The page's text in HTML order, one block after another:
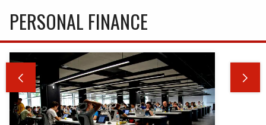
PERSONAL FINANCE
 